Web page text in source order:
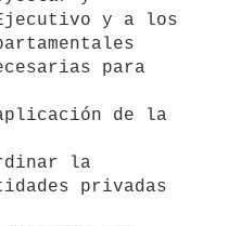
y a los
para
la
privadas